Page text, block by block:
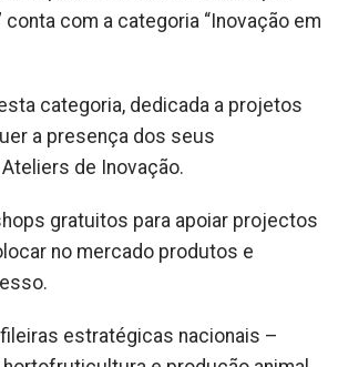
conta com a categoria “Inovação em
categoria, dedicada a projetos
a presença dos seus
de Inovação.
gratuitos para apoiar projectos
no mercado produtos e
estratégicas nacionais –